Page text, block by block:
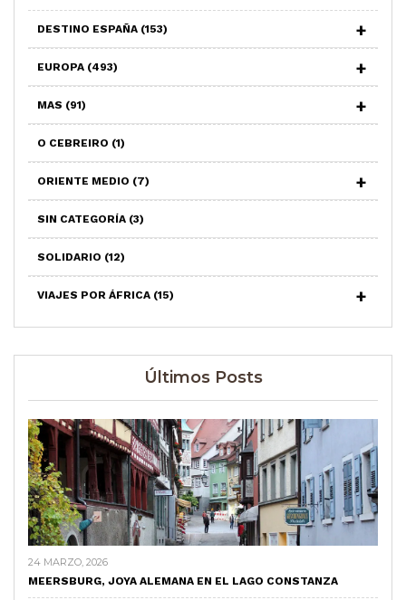
DESTINO ESPAÑA (153)
EUROPA (493)
MAS (91)
O CEBREIRO (1)
ORIENTE MEDIO (7)
SIN CATEGORÍA (3)
SOLIDARIO (12)
VIAJES POR ÁFRICA (15)
Últimos Posts
24 MARZO, 2026
MEERSBURG, JOYA ALEMANA EN EL LAGO CONSTANZA